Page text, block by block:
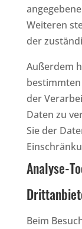
Weiteren
der
Außerdem
der
Daten zu
Sie der
Analyse-
Beim